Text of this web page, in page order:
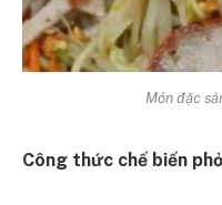
Món đặc
Công thức chế biến